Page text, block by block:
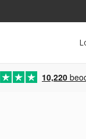
10,220